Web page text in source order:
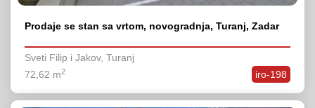
Prodaje se stan sa vrtom, novogradnja, Turanj, Zadar
Sveti Filip i Jakov, Turanj
iro-198
72,62 m2